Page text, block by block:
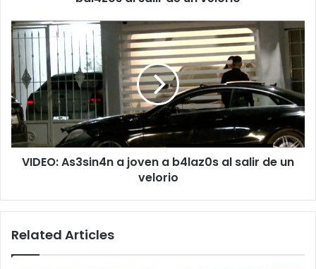
un
velorio
VIDEO:
As3sin4n
a
joven
a
b4laz0s
al
salir
de
VIDEO: As3sin4n a joven a b4laz0s al salir de un
velorio
Related Articles